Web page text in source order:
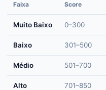
Faixa Score
Muito Baixo 0–300
Baixo 301–500
Médio 501–700
Alto 701–850